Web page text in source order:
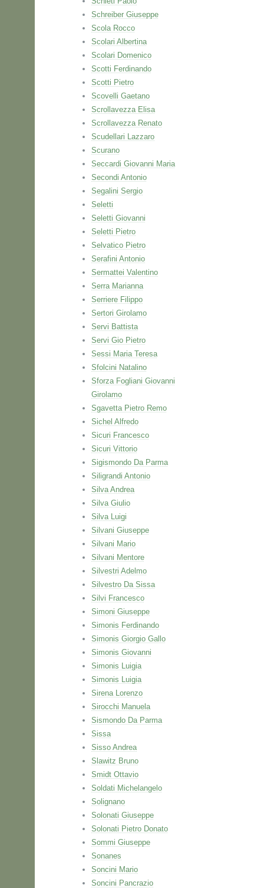
Schreiber Giuseppe
Scola Rocco
Scolari Albertina
Scolari Domenico
Scotti Ferdinando
Scotti Pietro
Scovelli Gaetano
Scrollavezza Elisa
Scrollavezza Renato
Scudellari Lazzaro
Scurano
Seccardi Giovanni Maria
Secondi Antonio
Segalini Sergio
Seletti
Seletti Giovanni
Seletti Pietro
Selvatico Pietro
Serafini Antonio
Sermattei Valentino
Serra Marianna
Serriere Filippo
Sertori Girolamo
Servi Battista
Servi Gio Pietro
Sessi Maria Teresa
Sfolcini Natalino
Sforza Fogliani Giovanni
Girolamo
Sgavetta Pietro Remo
Sichel Alfredo
Sicuri Francesco
Sicuri Vittorio
Sigismondo Da Parma
Siligrandi Antonio
Silva Andrea
Silva Giulio
Silva Luigi
Silvani Giuseppe
Silvani Mario
Silvani Mentore
Silvestri Adelmo
Silvestro Da Sissa
Silvi Francesco
Simoni Giuseppe
Simonis Ferdinando
Simonis Giorgio Gallo
Simonis Giovanni
Simonis Luigia
Simonis Luigia
Sirena Lorenzo
Sirocchi Manuela
Sismondo Da Parma
Sissa
Sisso Andrea
Slawitz Bruno
Smidt Ottavio
Soldati Michelangelo
Solignano
Solonati Giuseppe
Solonati Pietro Donato
Sommi Giuseppe
Sonanes
Soncini Mario
Soncini Pancrazio